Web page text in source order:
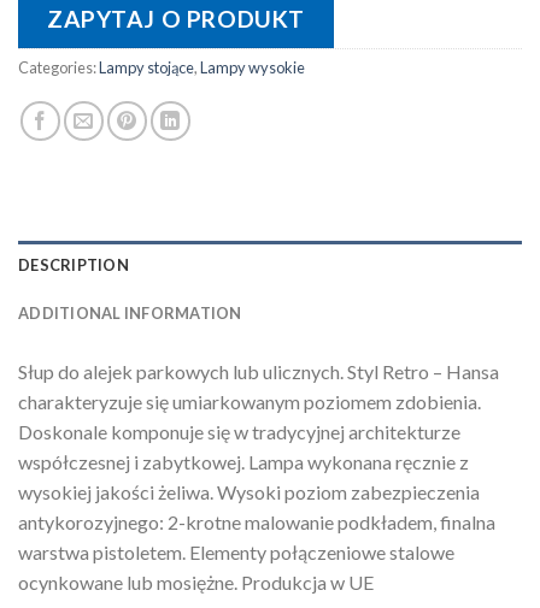
ZAPYTAJ O PRODUKT
Categories:Lampy stojące,Lampy wysokie
DESCRIPTION
ADDITIONAL INFORMATION
Słup do alejek parkowych lub ulicznych. Styl Retro – Hansa
charakteryzuje się umiarkowanym poziomem zdobienia.
Doskonale komponuje się w tradycyjnej architekturze
współczesnej i zabytkowej. Lampa wykonana ręcznie z
wysokiej jakości żeliwa. Wysoki poziom zabezpieczenia
antykorozyjnego: 2-krotne malowanie podkładem, finalna
warstwa pistoletem. Elementy połączeniowe stalowe
ocynkowane lub mosiężne. Produkcja w UE